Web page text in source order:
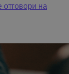
отговори на